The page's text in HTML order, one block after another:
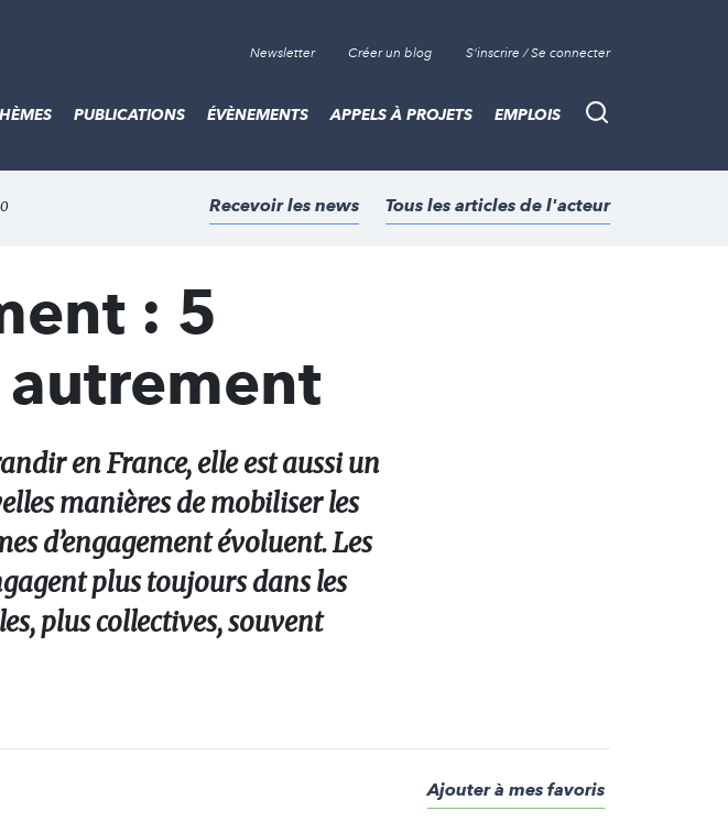
Newsletter Créer un blog S'inscrire / Se connecter
Recherche
PUBLICATIONS ÉVÈNEMENTS APPELS À PROJETS EMPLOIS
Recevoir les news Tous les articles de l'acteur
: 5
en France, elle est aussi un
manières de mobiliser les
d’engagement évoluent. Les
plus toujours dans les
plus collectives, souvent
Ajouter à mes favoris